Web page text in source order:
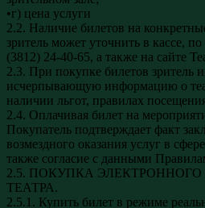
•г) цена услуги
2.2. Наличие билетов на
зритель может уточнить в кассе,
(3812) 24-40-65, а также на сайте
2.3. При покупке билетов зритель
исчерпывающую информацию о
наличии льгот, правилах
2.4. Оплачивая билет на
Покупатель подтверждает факт
возмездного оказания услуг в
также согласие с данными
2.5. ПОКУПКА
ТЕАТРА.
2.5.1. Купить билет в режиме